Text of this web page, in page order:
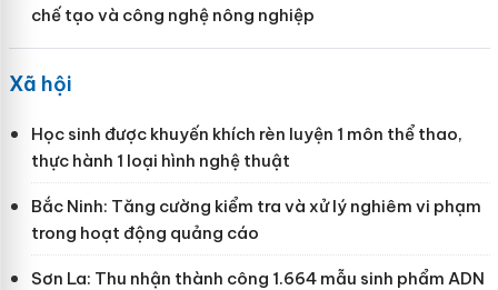
chế tạo và công nghệ nông nghiệp
Xã hội
Học sinh được khuyến khích rèn luyện 1 môn thể thao,
thực hành 1 loại hình nghệ thuật
Bắc Ninh: Tăng cường kiểm tra và xử lý nghiêm vi phạm
trong hoạt động quảng cáo
Sơn La: Thu nhận thành công 1.664 mẫu sinh phẩm ADN